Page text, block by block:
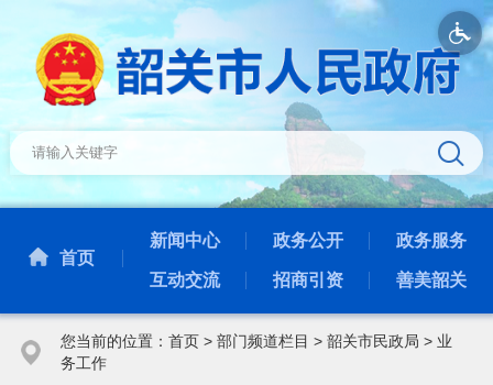
首页
新闻中心 政务公开 政务服务
互动交流 招商引资 善美韶关
您当前的位置： 首页> 部门频道栏目 > 韶关市民政局 > 业
务工作